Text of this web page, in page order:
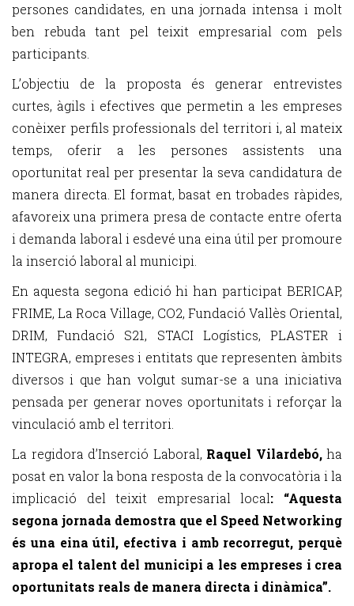
persones candidates, en una jornada intensa i molt
ben rebuda tant pel teixit empresarial com pels
participants.
L’objectiu de la proposta és generar entrevistes
curtes, àgils i efectives que permetin a les empreses
conèixer perfils professionals del territori i, al mateix
temps, oferir a les persones assistents una
oportunitat real per presentar la seva candidatura de
manera directa. El format, basat en trobades ràpides,
afavoreix una primera presa de contacte entre oferta
i demanda laboral i esdevé una eina útil per promoure
la inserció laboral al municipi.
En aquesta segona edició hi han participat BERICAP,
FRIME, La Roca Village, CO2, Fundació Vallès Oriental,
DRIM, Fundació S21, STACI Logístics, PLASTER i
INTEGRA, empreses i entitats que representen àmbits
diversos i que han volgut sumar-se a una iniciativa
pensada per generar noves oportunitats i reforçar la
vinculació amb el territori.
La regidora d’Inserció Laboral, Raquel Vilardebó,ha
posat en valor la bona resposta de la convocatòria i la
implicació del teixit empresarial local: “Aquesta
segona jornada demostra que el Speed Networking
és una eina útil, efectiva i amb recorregut, perquè
apropa el talent del municipi a les empreses i crea
oportunitats reals de manera directa i dinàmica”.